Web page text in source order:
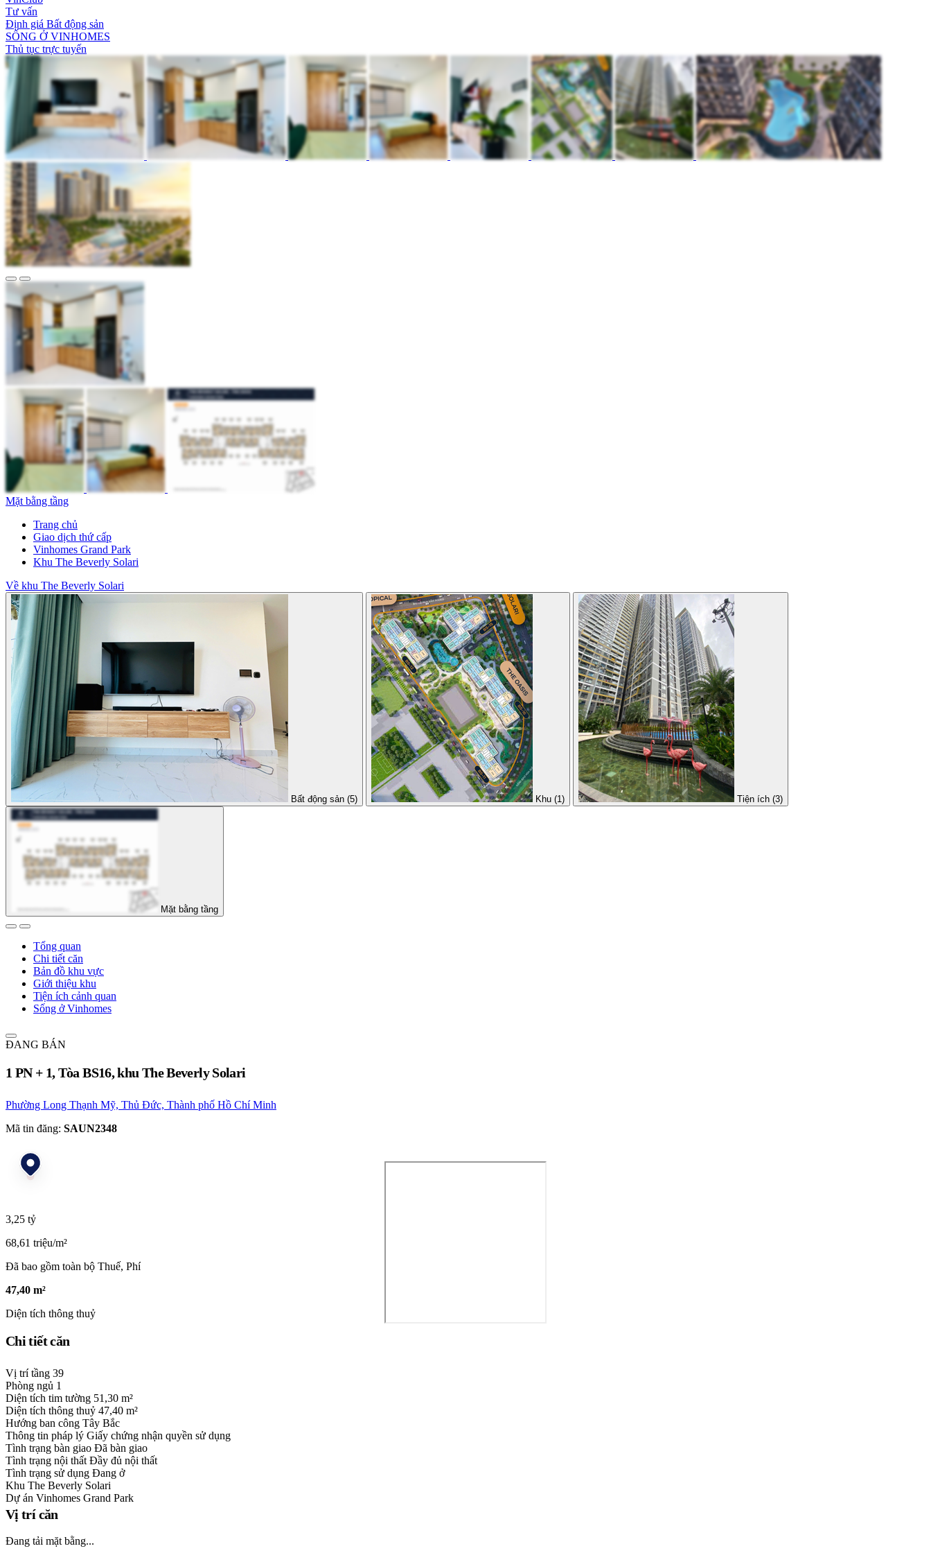
Tư vấn
Định giá Bất động sản
SỐNG Ở VINHOMES
Thủ tục trực tuyến
Mặt bằng tầng
Trang chủ
Giao dịch thứ cấp
Vinhomes Grand Park
Khu The Beverly Solari
Về khu The Beverly Solari
Bất động sản (5) Khu (1) Tiện ích (3)
Mặt bằng tầng
Tổng quan
Chi tiết căn
Bản đồ khu vực
Giới thiệu khu
Tiện ích cảnh quan
Sống ở Vinhomes
ĐANG BÁN
1 PN + 1, Tòa BS16, khu The Beverly Solari
Phường Long Thạnh Mỹ, Thủ Đức, Thành phố Hồ Chí Minh
Mã tin đăng: SAUN2348
3,25 tỷ
68,61 triệu/m²
Đã bao gồm toàn bộ Thuế, Phí
47,40 m²
Diện tích thông thuỷ
Chi tiết căn
Vị trí tầng 39
Phòng ngủ 1
Diện tích tim tường 51,30 m²
Diện tích thông thuỷ 47,40 m²
Hướng ban công Tây Bắc
Thông tin pháp lý Giấy chứng nhận quyền sử dụng
Tình trạng bàn giao Đã bàn giao
Tình trạng nội thất Đầy đủ nội thất
Tình trạng sử dụng Đang ở
Khu The Beverly Solari
Dự án Vinhomes Grand Park
Vị trí căn
Đang tải mặt bằng...